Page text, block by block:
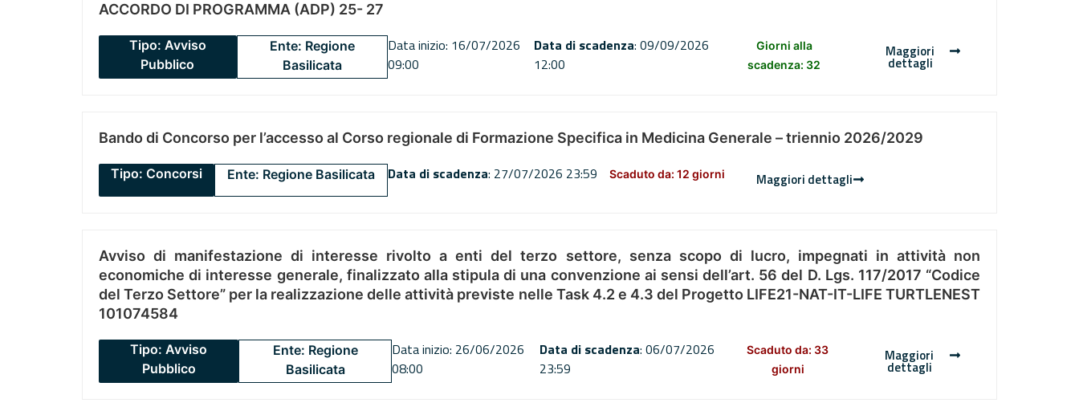
ACCORDO DI PROGRAMMA (ADP) 25- 27
Tipo: Avviso
Pubblico
Ente: Regione
Basilicata
Data inizio: 16/07/2026
09:00
Data di scadenza: 09/09/2026
12:00
Giorni alla
scadenza: 32
Maggiori
dettagli
Bando di Concorso per l’accesso al Corso regionale di Formazione Specifica in Medicina Generale – triennio 2026/2029
Tipo: Concorsi Ente: Regione Basilicata Data di scadenza: 27/07/2026 23:59 Scaduto da: 12 giorni Maggiori dettagli
Avviso di manifestazione di interesse rivolto a enti del terzo settore, senza scopo di lucro, impegnati in attività non
economiche di interesse generale, finalizzato alla stipula di una convenzione ai sensi dell’art. 56 del D. Lgs. 117/2017 “Codice
del Terzo Settore” per la realizzazione delle attività previste nelle Task 4.2 e 4.3 del Progetto LIFE21-NAT-IT-LIFE TURTLENEST
101074584
Tipo: Avviso
Pubblico
Ente: Regione
Basilicata
Data inizio: 26/06/2026
08:00
Data di scadenza: 06/07/2026
23:59
Scaduto da: 33
giorni
Maggiori
dettagli